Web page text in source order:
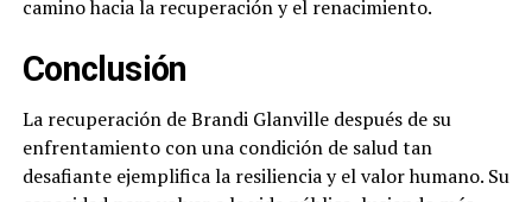
camino hacia la recuperación y el renacimiento.
Conclusión
La recuperación de Brandi Glanville después de su
enfrentamiento con una condición de salud tan
desafiante ejemplifica la resiliencia y el valor humano. Su